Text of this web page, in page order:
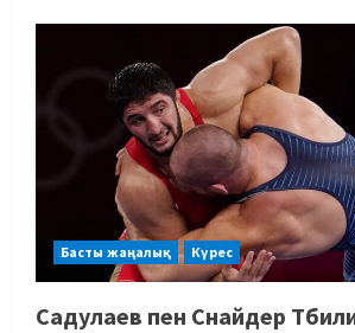
Басты жаңалық Күрес
Садулаев пен Снайдер